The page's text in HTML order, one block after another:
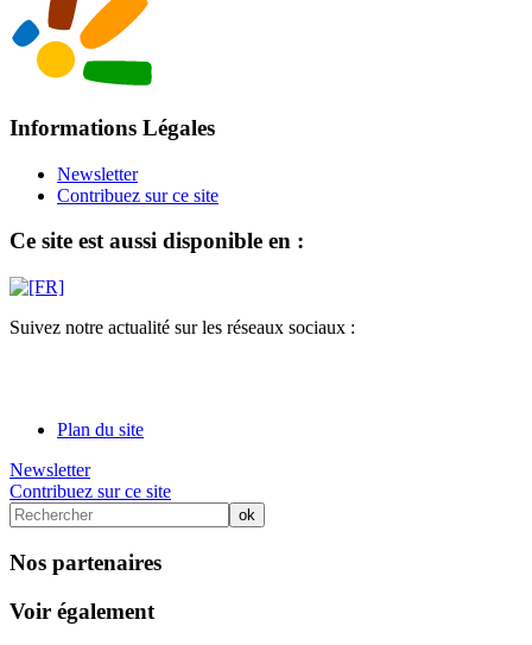
Informations Légales
Newsletter
Contribuez sur ce site
Ce site est aussi disponible en :
Suivez notre actualité sur les réseaux sociaux :
Plan du site
Newsletter
Contribuez sur ce site
Nos partenaires
Voir également